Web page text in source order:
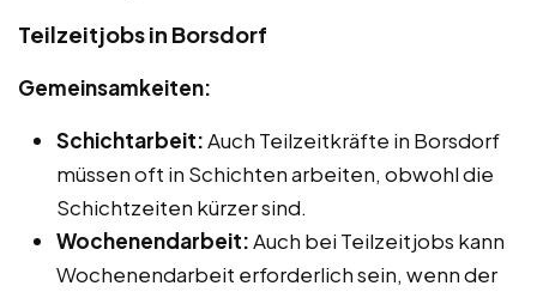
Teilzeitjobs in Borsdorf
Gemeinsamkeiten:
Schichtarbeit:Auch Teilzeitkräfte in Borsdorf
müssen oft in Schichten arbeiten, obwohl die
Schichtzeiten kürzer sind.
Wochenendarbeit:Auch bei Teilzeitjobs kann
Wochenendarbeit erforderlich sein, wenn der